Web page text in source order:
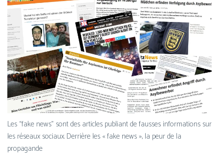
Les “fake news” sont des articles publiant de fausses infor­ma­tions sur
les réseaux sociaux. Derrière les « fake news », la peur de la
propagande